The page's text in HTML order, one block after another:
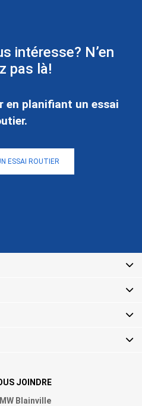
intéresse? N’en
pas là!
en planifiant un essai
ESSAI ROUTIER
JOINDRE
Blainville